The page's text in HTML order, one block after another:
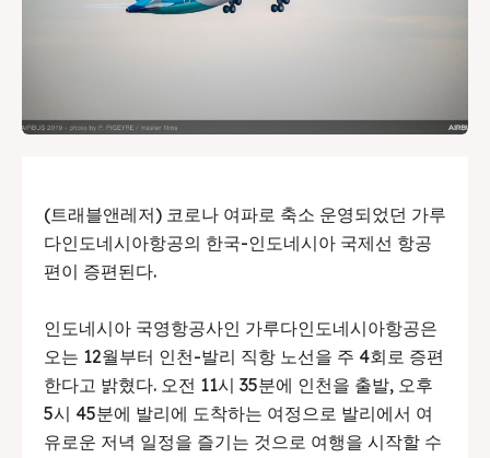
(트래블앤레저) 코로나 여파로 축소 운영되었던 가루
다인도네시아항공의 한국-인도네시아 국제선 항공
편이 증편된다.
인도네시아 국영항공사인 가루다인도네시아항공은
오는 12월부터 인천-발리 직항 노선을 주 4회로 증편
한다고 밝혔다. 오전 11시 35분에 인천을 출발, 오후
5시 45분에 발리에 도착하는 여정으로 발리에서 여
유로운 저녁 일정을 즐기는 것으로 여행을 시작할 수